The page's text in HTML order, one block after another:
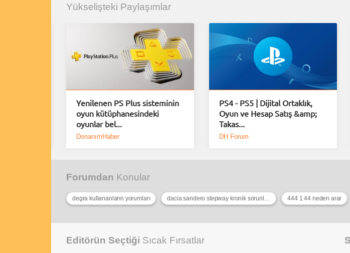
Yükselişteki Paylaşımlar
Yenilenen PS Plus sisteminin
oyun kütüphanesindeki
oyunlar bel...
DonanımHaber
PS4 - PS5 | Dijital Ortaklık,
Oyun ve Hesap Satış &amp;
Takas...
DH Forum
Forumdan Konular
degra kullananların yorumları dacia sandero stepway kronik sorunları 444 1 44 neden arar
Editörün Seçtiği Sıcak Fırsatlar